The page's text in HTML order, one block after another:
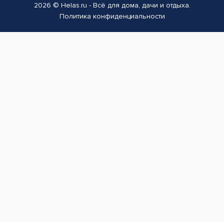
2026 © Helas.ru - Всё для дома, дачи и отдыха.
Политика конфиденциальности